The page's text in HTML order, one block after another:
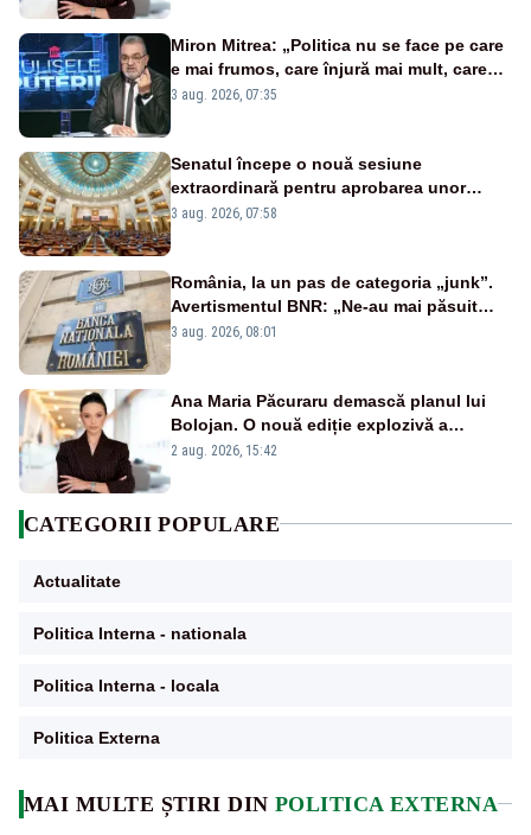
MAI MULTE ȘTIRI DIN POLITICA EXTERNA
Miron Mitrea: „Politica nu se face pe care
e mai frumos, care înjură mai mult, care
țipă mai tare, ci pe proiecte”
3 aug. 2026, 07:35
Senatul începe o nouă sesiune
extraordinară pentru aprobarea unor
jaloane din PNRR
3 aug. 2026, 07:58
România, la un pas de categoria „junk”.
Avertismentul BNR: „Ne-au mai păsuit
pentru câteva luni”
3 aug. 2026, 08:01
Ana Maria Păcuraru demască planul lui
Bolojan. O nouă ediție explozivă a
emisiunii „Miza Zilei” la Realitatea PLUS
2 aug. 2026, 15:42
CATEGORII POPULARE
Actualitate
Politica Interna - nationala
Politica Interna - locala
Politica Externa